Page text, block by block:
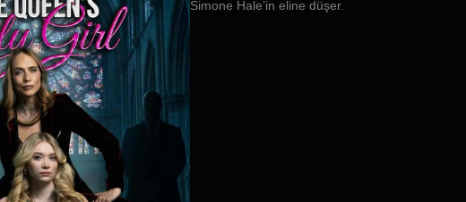
Simone Hale’in eline düşer.